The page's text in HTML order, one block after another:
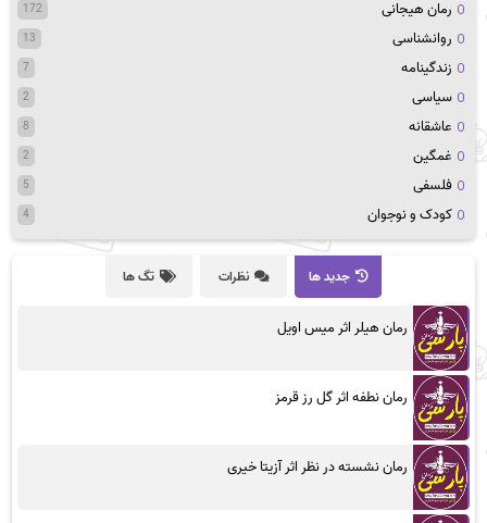
رمان هیجانی 172
روانشناسی 13
زندگینامه 7
سیاسی 2
عاشقانه 8
غمگین 2
فلسفی 5
کودک و نوجوان 4
جدید ها نظرات تگ ها
رمان هیلر اثر میس اویل
رمان نطفه اثر گل رز قرمز
رمان نشسته در نظر اثر آزیتا خیری